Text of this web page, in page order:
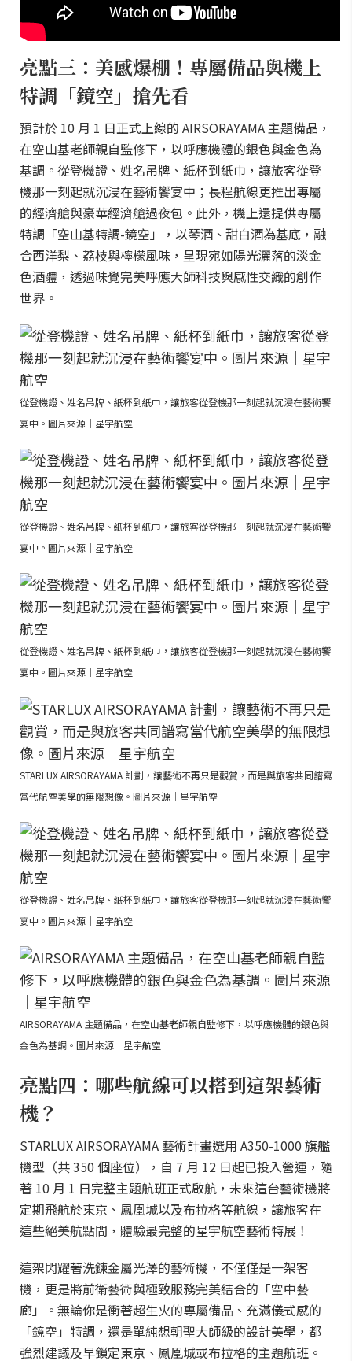
亮點三：美感爆棚！專屬備品與機上
特調「鏡空」搶先看
預計於 10 月 1 日正式上線的 AIRSORAYAMA 主題備品，
在空山基老師親自監修下，以呼應機體的銀色與金色為
基調。從登機證、姓名吊牌、紙杯到紙巾，讓旅客從登
機那一刻起就沉浸在藝術饗宴中；長程航線更推出專屬
的經濟艙與豪華經濟艙過夜包。此外，機上還提供專屬
特調「空山基特調-鏡空」，以琴酒、甜白酒為基底，融
合西洋梨、荔枝與檸檬風味，呈現宛如陽光灑落的淡金
色酒體，透過味覺完美呼應大師科技與感性交織的創作
世界。
從登機證、姓名吊牌、紙杯到紙巾，讓旅客從登機那一刻起就沉浸在藝術饗
宴中。圖片來源｜星宇航空
從登機證、姓名吊牌、紙杯到紙巾，讓旅客從登機那一刻起就沉浸在藝術饗
宴中。圖片來源｜星宇航空
從登機證、姓名吊牌、紙杯到紙巾，讓旅客從登機那一刻起就沉浸在藝術饗
宴中。圖片來源｜星宇航空
STARLUX AIRSORAYAMA 計劃，讓藝術不再只是觀賞，而是與旅客共同譜寫
當代航空美學的無限想像。圖片來源｜星宇航空
從登機證、姓名吊牌、紙杯到紙巾，讓旅客從登機那一刻起就沉浸在藝術饗
宴中。圖片來源｜星宇航空
AIRSORAYAMA 主題備品，在空山基老師親自監修下，以呼應機體的銀色與
金色為基調。圖片來源｜星宇航空
亮點四：哪些航線可以搭到這架藝術
機？
STARLUX AIRSORAYAMA 藝術計畫選用 A350-1000 旗艦
機型（共 350 個座位），自 7 月 12 日起已投入營運，隨
著 10 月 1 日完整主題航班正式啟航，未來這台藝術機將
定期飛航於東京、鳳凰城以及布拉格等航線，讓旅客在
這些絕美航點間，體驗最完整的星宇航空藝術特展！
這架閃耀著洗鍊金屬光澤的藝術機，不僅僅是一架客
機，更是將前衛藝術與極致服務完美結合的「空中藝
廊」。無論你是衝著超生火的專屬備品、充滿儀式感的
「鏡空」特調，還是單純想朝聖大師級的設計美學，都
強烈建議及早鎖定東京、鳳凰城或布拉格的主題航班。